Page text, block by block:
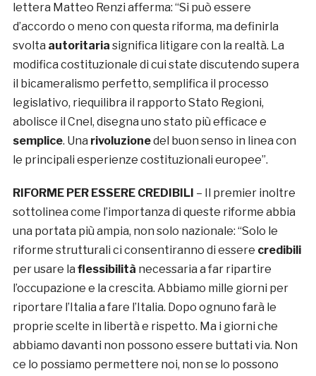
lettera Matteo Renzi afferma: “Si può essere
d’accordo o meno con questa riforma, ma definirla
svolta autoritaria significa litigare con la realtà. La
modifica costituzionale di cui state discutendo supera
il bicameralismo perfetto, semplifica il processo
legislativo, riequilibra il rapporto Stato Regioni,
abolisce il Cnel, disegna uno stato più efficace e
semplice. Una rivoluzionedel buon senso in linea con
le principali esperienze costituzionali europee”.
RIFORME PER ESSERE CREDIBILI – Il premier inoltre
sottolinea come l’importanza di queste riforme abbia
una portata più ampia, non solo nazionale: “Solo le
riforme strutturali ci consentiranno di essere credibili
per usare la flessibilità necessaria a far ripartire
l’occupazione e la crescita. Abbiamo mille giorni per
riportare l’Italia a fare l’Italia. Dopo ognuno farà le
proprie scelte in libertà e rispetto. Ma i giorni che
abbiamo davanti non possono essere buttati via. Non
ce lo possiamo permettere noi, non se lo possono